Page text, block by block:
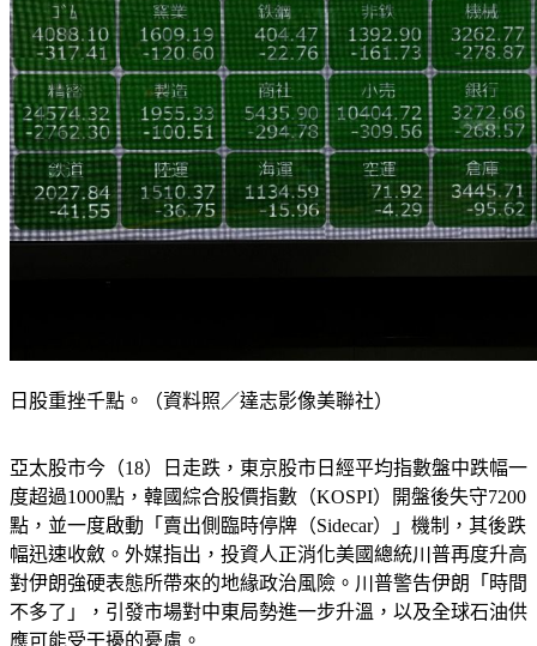
度超過1000點，韓國綜合股價指數（KOSPI）開盤後失守7200
點，並一度啟動「賣出側臨時停牌（Sidecar）」機制，其後跌
幅迅速收斂。外媒指出，投資人正消化美國總統川普再度升高
對伊朗強硬表態所帶來的地緣政治風險。川普警告伊朗「時間
不多了」，引發市場對中東局勢進一步升溫，以及全球石油供
應可能受干擾的憂慮。